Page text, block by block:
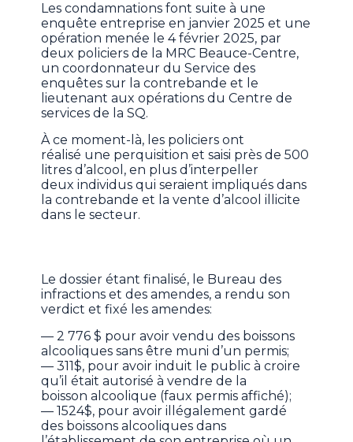
Les condamnations font suite à une
enquête entreprise en janvier 2025 et une
opération menée le 4 février 2025, par
deux policiers de la MRC Beauce-Centre,
un coordonnateur du Service des
enquêtes sur la contrebande et le
lieutenant aux opérations du Centre de
services de la SQ.
À ce moment-là, les policiers ont
réalisé une perquisition et saisi près de 500
litres d’alcool, en plus d’interpeller
deux individus qui seraient impliqués dans
la contrebande et la vente d’alcool illicite
dans le secteur.
Le dossier étant finalisé, le Bureau des
infractions et des amendes, a rendu son
verdict et fixé les amendes:
— 2 776 $ pour avoir vendu des boissons
alcooliques sans être muni d’un permis;
— 311$, pour avoir induit le public à croire
qu’il était autorisé à vendre de la
boisson alcoolique (faux permis affiché);
— 1524$, pour avoir illégalement gardé
des boissons alcooliques dans